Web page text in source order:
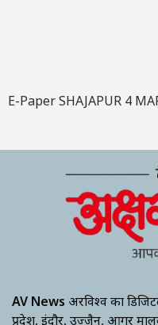
E-Paper SHAJAPUR 4
AV News अक्षरविश्व का
प्रदेश, इंदौर, उज्जैन, आगर